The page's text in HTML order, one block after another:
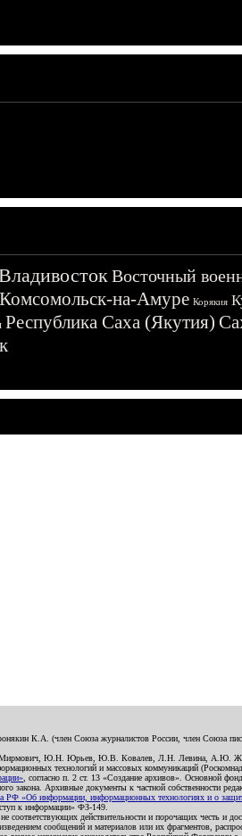
Восточный
Комсомольск-на-Амуре Корякия
Республика Саха (Якутия)
К.А. (член Союза журналистов России, член Союза
Мирмович, Ю.Н. Юрьев, Ю.В. Ковалев, Л.Н. Левина,
технологий и массовых коммуникаций
, согласно п. 2 ст. 13 «Создание архивов». Основной
Архивные документы к частной собственности
РФ «Об информации, информационных технологиях и о
к информации» ФЗ-149.
действительности и порочащих честь и
сообщений и материалов или их фрагментов,